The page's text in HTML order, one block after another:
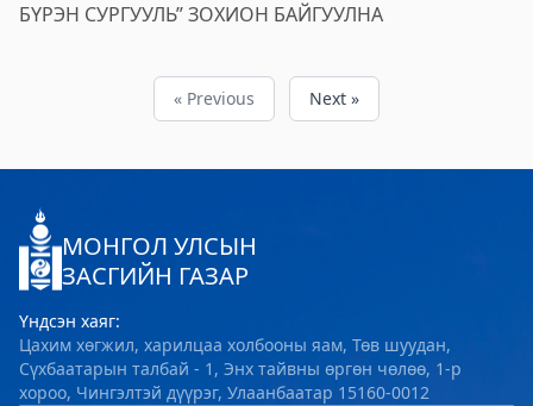
БҮРЭН СУРГУУЛЬ” ЗОХИОН БАЙГУУЛНА
« Previous Next »
МОНГОЛ УЛСЫН
ЗАСГИЙН ГАЗАР
Үндсэн хаяг:
Цахим хөгжил, харилцаа холбооны яам, Төв шуудан,
Сүхбаатарын талбай - 1, Энх тайвны өргөн чөлөө, 1-р
хороо, Чингэлтэй дүүрэг, Улаанбаатар 15160-0012